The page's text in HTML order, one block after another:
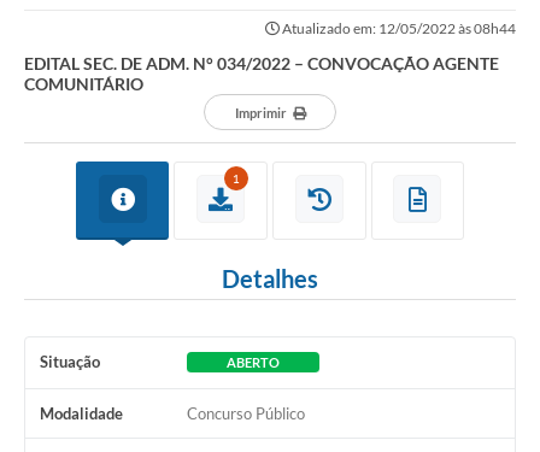
Secretaria Municipal de Cultura, Desporto e
Consulta de pedido pelo Fly transparência – Betha
Licenciamento Ambiental
Contratos/Atas de Registro de Preços
Ouvidoria
Atualizado em: 12/05/2022 às 08h44
EDITAL SEC. DE ADM. N° 034/2022 – CONVOCAÇÃO AGENTE
COMUNITÁRIO
Imprimir
1
Detalhes
Situação ABERTO
Modalidade Concurso Público